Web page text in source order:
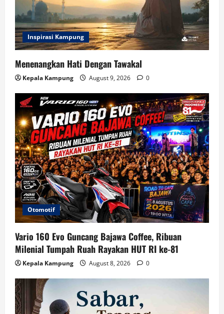
Inspirasi Kampung
Menenangkan Hati Dengan Tawakal
Kepala Kampung August 9, 2026 0
Otomotif
Vario 160 Evo Guncang Bajawa Coffee, Ribuan
Milenial Tumpah Ruah Rayakan HUT RI ke-81
Kepala Kampung August 8, 2026 0